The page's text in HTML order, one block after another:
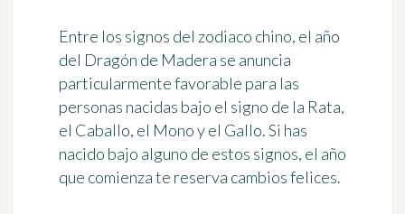
Entre los signos del zodiaco chino, el año
del Dragón de Madera se anuncia
particularmente favorable para las
personas nacidas bajo el signo de la Rata,
el Caballo, el Mono y el Gallo. Si has
nacido bajo alguno de estos signos, el año
que comienza te reserva cambios felices.